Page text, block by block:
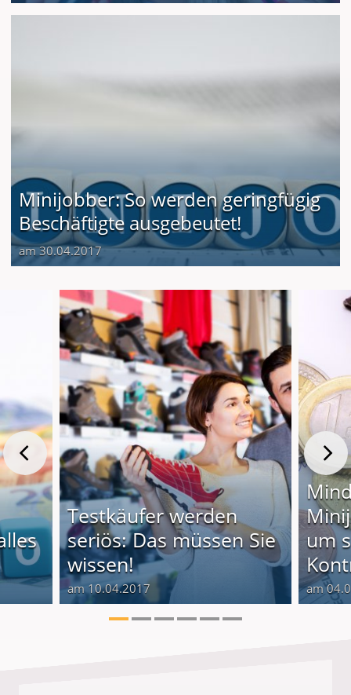
Minijobber: So werden geringfügig
Beschäftigte ausgebeutet!
am 30.04.2017
Testkäufer werden
seriös: Das müssen Sie
wissen!
am 10.04.2017
um
am